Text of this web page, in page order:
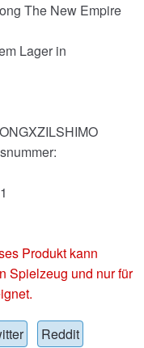
The New Empire
Lager in
Produkt kann
Spielzeug und nur für
Reddit